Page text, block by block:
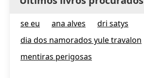
se eu ana alves
dri satys
dia dos namorados yule travalon
mentiras perigosas